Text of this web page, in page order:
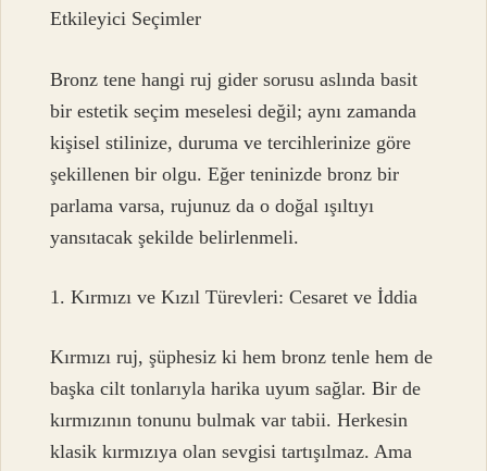
Etkileyici Seçimler
Bronz tene hangi ruj gider sorusu aslında basit
bir estetik seçim meselesi değil; aynı zamanda
kişisel stilinize, duruma ve tercihlerinize göre
şekillenen bir olgu. Eğer teninizde bronz bir
parlama varsa, rujunuz da o doğal ışıltıyı
yansıtacak şekilde belirlenmeli.
1. Kırmızı ve Kızıl Türevleri: Cesaret ve İddia
Kırmızı ruj, şüphesiz ki hem bronz tenle hem de
başka cilt tonlarıyla harika uyum sağlar. Bir de
kırmızının tonunu bulmak var tabii. Herkesin
klasik kırmızıya olan sevgisi tartışılmaz. Ama